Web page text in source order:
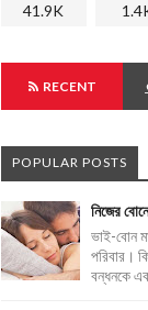
41.9K
RECENT
POPULAR POSTS
নিজের
ভাই-বোন
পরিবার।
বন্ধনকে